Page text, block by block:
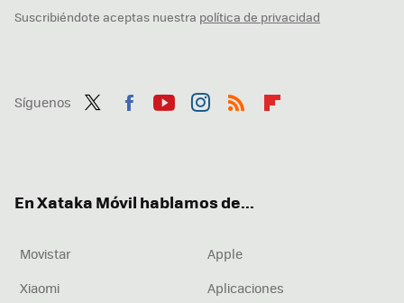
Suscribiéndote aceptas nuestra política de privacidad
Síguenos
En Xataka Móvil hablamos de...
Movistar
Apple
Xiaomi
Aplicaciones